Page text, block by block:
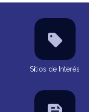
Sitios de Interés